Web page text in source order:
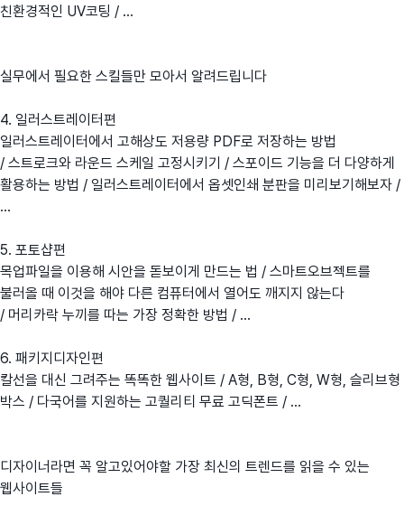
친환경적인 UV코팅 / ...
실무에서 필요한 스킬들만 모아서 알려드립니다
4. 일러스트레이터편
일러스트레이터에서 고해상도 저용량 PDF로 저장하는 방법
/ 스트로크와 라운드 스케일 고정시키기 / 스포이드 기능을 더 다양하게
활용하는 방법 / 일러스트레이터에서 옵셋인쇄 분판을 미리보기해보자 /
...
5. 포토샵편
목업파일을 이용해 시안을 돋보이게 만드는 법 / 스마트오브젝트를
불러올 때 이것을 해야 다른 컴퓨터에서 열어도 깨지지 않는다
/ 머리카락 누끼를 따는 가장 정확한 방법 / ...
6. 패키지디자인편
칼선을 대신 그려주는 똑똑한 웹사이트 / A형, B형, C형, W형, 슬리브형
박스 / 다국어를 지원하는 고퀄리티 무료 고딕폰트 / ...
디자이너라면 꼭 알고있어야할 가장 최신의 트렌드를 읽을 수 있는
웹사이트들